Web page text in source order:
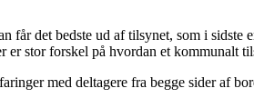
får det bedste ud af tilsynet, som i sidste
stor forskel på hvordan et kommunalt
med deltagere fra begge sider af